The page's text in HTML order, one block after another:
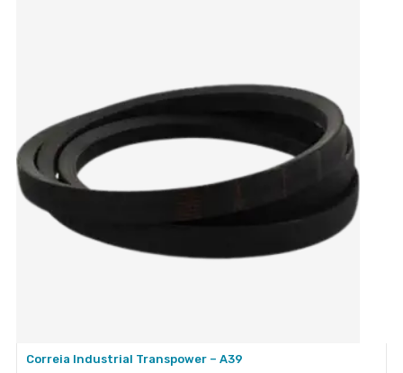
Correia Industrial Transpower – A39